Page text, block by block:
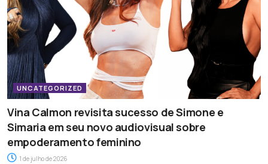
UNCATEGORIZED
Vina Calmon revisita sucesso de Simone e
Simaria em seu novo audiovisual sobre
empoderamento feminino
1 de julho de 2026